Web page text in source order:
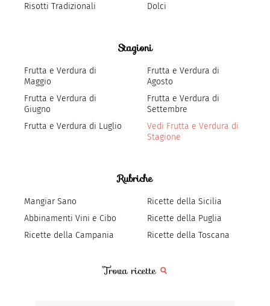
Risotti Tradizionali
Dolci
Stagioni
Frutta e Verdura di
Maggio
Frutta e Verdura di
Giugno
Frutta e Verdura di Luglio
Frutta e Verdura di
Agosto
Frutta e Verdura di
Settembre
Vedi Frutta e Verdura di
Stagione
Rubriche
Mangiar Sano
Abbinamenti Vini e Cibo
Ricette della Campania
Ricette della Sicilia
Ricette della Puglia
Ricette della Toscana
Trova ricette